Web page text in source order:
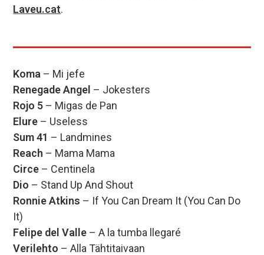
Laveu.cat.
Koma – Mi jefe
Renegade Angel – Jokesters
Rojo 5 – Migas de Pan
Elure – Useless
Sum 41 – Landmines
Reach – Mama Mama
Circe – Centinela
Dio – Stand Up And Shout
Ronnie Atkins – If You Can Dream It (You Can Do
It)
Felipe del Valle – A la tumba llegaré
Verilehto – Alla Tähtitaivaan